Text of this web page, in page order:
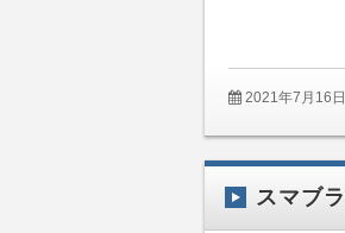
2021年7月16日
スマブ